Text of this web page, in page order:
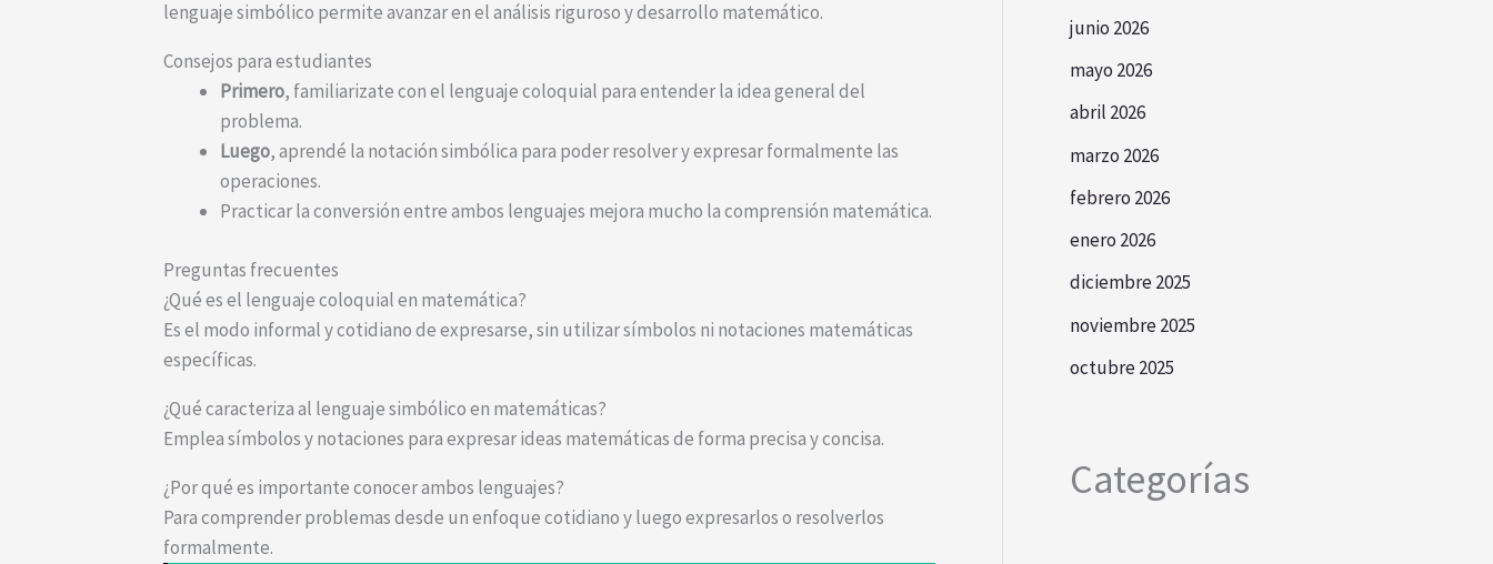
lenguaje simbólico permite avanzar en el análisis riguroso y desarrollo matemático.
Consejos para estudiantes
Primero, familiarizate con el lenguaje coloquial para entender la idea general del
problema.
Luego, aprendé la notación simbólica para poder resolver y expresar formalmente las
operaciones.
Practicar la conversión entre ambos lenguajes mejora mucho la comprensión matemática.
Preguntas frecuentes
¿Qué es el lenguaje coloquial en matemática?
Es el modo informal y cotidiano de expresarse, sin utilizar símbolos ni notaciones matemáticas
específicas.
¿Qué caracteriza al lenguaje simbólico en matemáticas?
Emplea símbolos y notaciones para expresar ideas matemáticas de forma precisa y concisa.
¿Por qué es importante conocer ambos lenguajes?
Para comprender problemas desde un enfoque cotidiano y luego expresarlos o resolverlos
formalmente.
junio 2026
mayo 2026
abril 2026
marzo 2026
febrero 2026
enero 2026
diciembre 2025
noviembre 2025
octubre 2025
Categorías